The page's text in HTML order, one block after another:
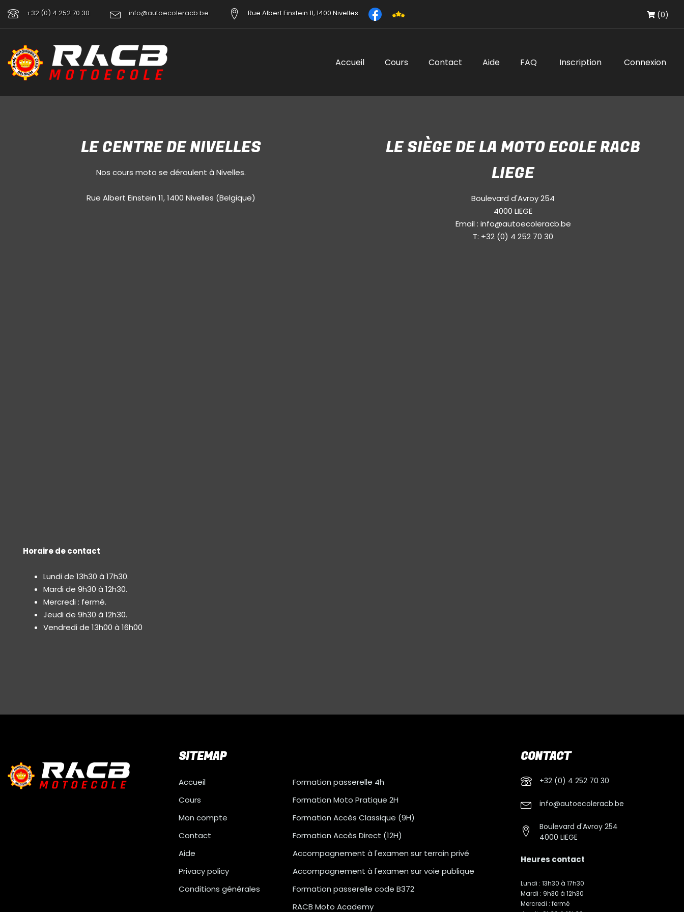
+32 (0) 4 252 70 30 info@autoecoleracb.be Rue Albert Einstein 11, 1400 Nivelles (0)
Accueil Cours Contact Aide FAQ Inscription Connexion
LE CENTRE DE NIVELLES
Nos cours moto se déroulent à Nivelles.
Rue Albert Einstein 11, 1400 Nivelles (Belgique)
LE SIÈGE DE LA MOTO ECOLE RACB
LIEGE
Boulevard d'Avroy 254
4000 LIEGE
Email : info@autoecoleracb.be
T: +32 (0) 4 252 70 30
Horaire de contact
Lundi de 13h30 à 17h30.
Mardi de 9h30 à 12h30.
Mercredi : fermé.
Jeudi de 9h30 à 12h30.
Vendredi de 13h00 à 16h00
SITEMAP
Accueil
Cours
Mon compte
Contact
Aide
Privacy policy
Conditions générales
Formation passerelle 4h
Formation Moto Pratique 2H
Formation Accès Classique (9H)
Formation Accès Direct (12H)
Accompagnement à l'examen sur terrain privé
Accompagnement à l'examen sur voie publique
Formation passerelle code B372
RACB Moto Academy
CONTACT
+32 (0) 4 252 70 30
info@autoecoleracb.be
Boulevard d'Avroy 254
4000 LIEGE
Heures contact
Lundi : 13h30 à 17h30
Mardi : 9h30 à 12h30
Mercredi : fermé